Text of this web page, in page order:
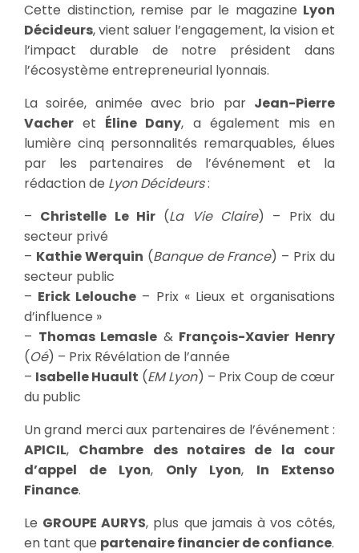
Cette distinction, remise par le magazine Lyon
Décideurs, vient saluer l’engagement, la vision et
l’impact durable de notre président dans
l’écosystème entrepreneurial lyonnais.
La soirée, animée avec brio par Jean-Pierre
Vacher et Éline Dany, a également mis en
lumière cinq personnalités remarquables, élues
par les partenaires de l’événement et la
rédaction de Lyon Décideurs:
– Christelle Le Hir (La Vie Claire) – Prix du
secteur privé
– Kathie Werquin (Banque de France) – Prix du
secteur public
– Erick Lelouche – Prix « Lieux et organisations
d’influence »
– Thomas Lemasle & François-Xavier Henry
(Oé) – Prix Révélation de l’année
– Isabelle Huault (EM Lyon) – Prix Coup de cœur
du public
Un grand merci aux partenaires de l’événement :
APICIL, Chambre des notaires de la cour
d’appel de Lyon, Only Lyon, In Extenso
Finance.
Le GROUPE AURYS, plus que jamais à vos côtés,
en tant que partenaire financier de confiance.